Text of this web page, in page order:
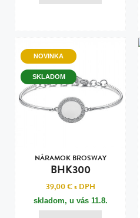
NOVINKA
SKLADOM
NÁRAMOK BROSWAY
BHK300
39,00 €s DPH
skladom, u vás 11.8.